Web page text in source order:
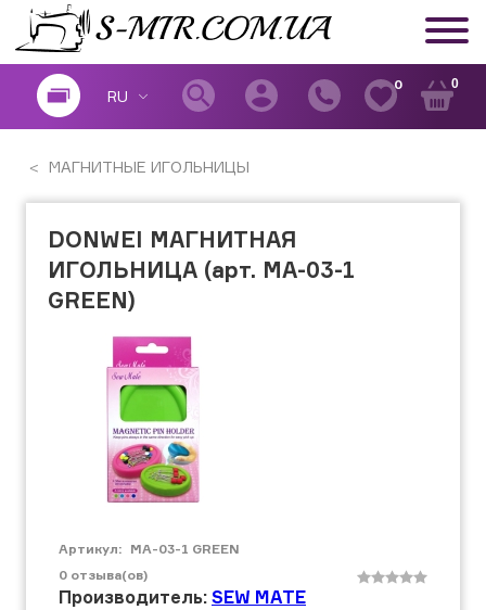
RU
0 0
МАГНИТНЫЕ ИГОЛЬНИЦЫ
DONWEI МАГНИТНАЯ
ИГОЛЬНИЦА (арт. МА-03-1
GREEN)
Артикул: МА-03-1 GREEN
0 отзыва(ов)
Производитель: SEW MATE